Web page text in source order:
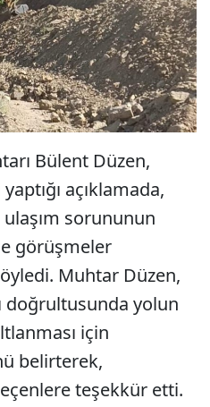
Bülent Düzen,
açıklamada,
sorununun
görüşmeler
Muhtar Düzen,
doğrultusunda yolun
için
belirterek,
teşekkür etti.